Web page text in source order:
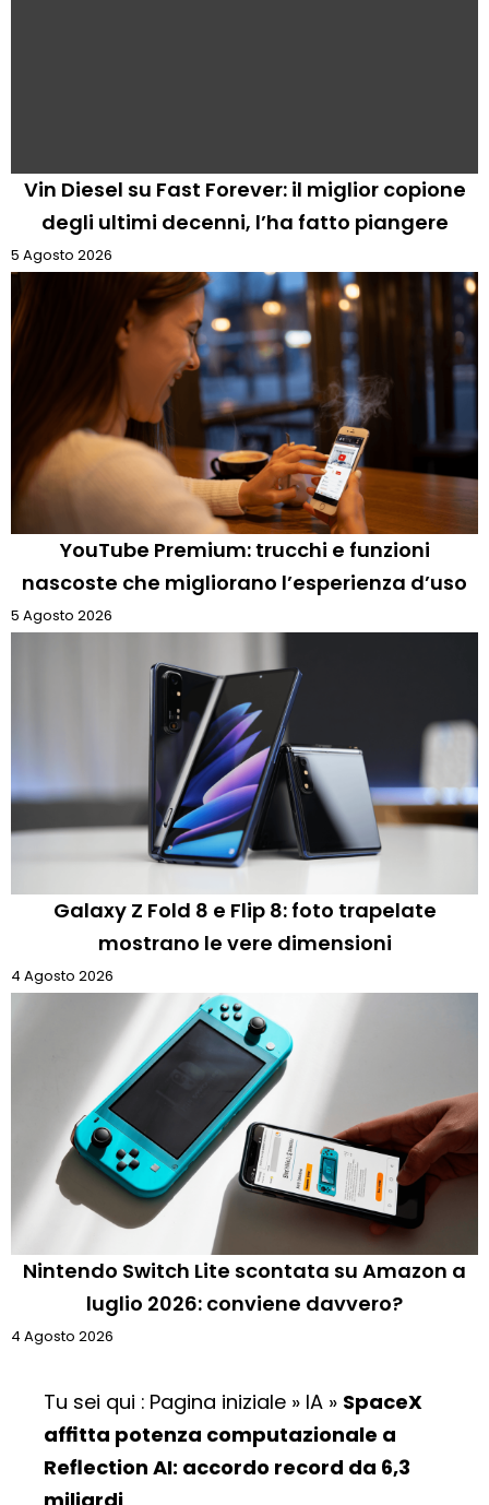
Vin Diesel su Fast Forever: il miglior copione
degli ultimi decenni, l’ha fatto piangere
5 Agosto 2026
YouTube Premium: trucchi e funzioni
nascoste che migliorano l’esperienza d’uso
5 Agosto 2026
Galaxy Z Fold 8 e Flip 8: foto trapelate
mostrano le vere dimensioni
4 Agosto 2026
Nintendo Switch Lite scontata su Amazon a
luglio 2026: conviene davvero?
4 Agosto 2026
Tu sei qui : Pagina iniziale » IA » SpaceX
affitta potenza computazionale a
Reflection AI: accordo record da 6,3